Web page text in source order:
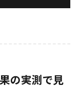
の実測で見